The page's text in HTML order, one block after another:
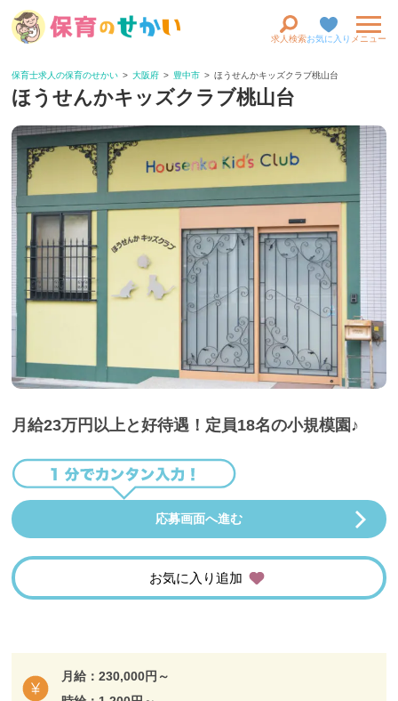
求人検索お気に入り メニュー
保育士求人の保育のせかい 大阪府 豊中市 ほうせんかキッズクラブ桃山台
ほうせんかキッズクラブ桃山台
月給23万円以上と好待遇！定員18名の小規模園♪
応募画面へ進む
お気に入り追加
月給：230,000円～